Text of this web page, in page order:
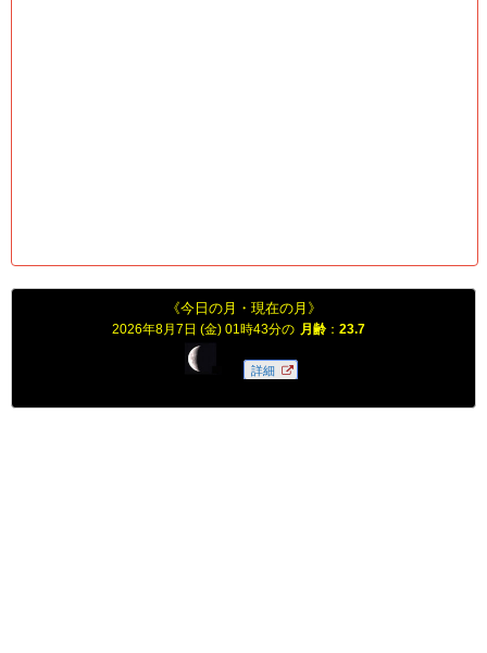
《今日の月・現在の月》